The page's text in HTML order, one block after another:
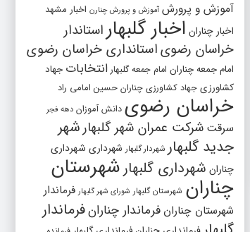
پیگیری ارتقای درجه فرمانداری گلبهار در
دستور کار استانداری خراسان رضوی قرار
گرفت
آموزش و پرورش آموزش و پرورش چنارن اخبار مشهد
اخبار چناران اخبار گلبهار استاندار
خراسان رضویاستانداری خراسان رضوی
امام جمعه چناران امام جمعه گلبهار انتخابات جهاد
کشاورزی جهاد کشاورزی چناران حسین امامی راد
خراسان رضوی دانش آموزان دهه فجر
سرقت شرکت عمران شهر گلبهارشهر
جدید گلبهار شهردار گلبهار شهرداری شهرداری
چناران شهرداری گلبهار شهرستان
چناران شهرستان گلبهار شورای شهر گلبهار فرماندار
شهرستان چناران فرماندار چنارانفرماندار